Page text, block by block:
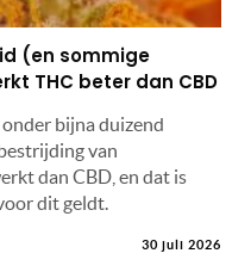
(en sommige
THC beter dan CBD
bijna duizend
van
dan CBD, en dat is
dit geldt.
30 juli 2026